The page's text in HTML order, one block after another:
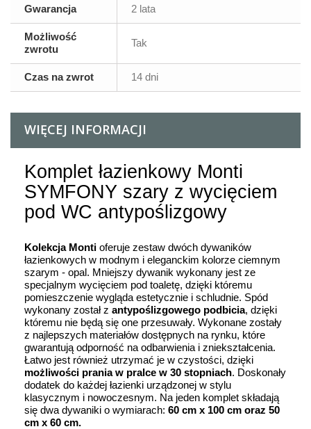
Gwarancja 2 lata
Możliwość
zwrotu
Tak
Czas na zwrot 14 dni
WIĘCEJ INFORMACJI
Komplet łazienkowy Monti
SYMFONY szary z wycięciem
pod WC antypoślizgowy
Kolekcja Monti oferuje zestaw dwóch dywaników
łazienkowych w modnym i eleganckim kolorze ciemnym
szarym - opal. Mniejszy dywanik wykonany jest ze
specjalnym wycięciem pod toaletę, dzięki któremu
pomieszczenie wygląda estetycznie i schludnie. Spód
wykonany został z antypoślizgowego podbicia, dzięki
któremu nie będą się one przesuwały. Wykonane zostały
z najlepszych materiałów dostępnych na rynku, które
gwarantują odporność na odbarwienia i zniekształcenia.
Łatwo jest również utrzymać je w czystości, dzięki
możliwości prania w pralce w 30 stopniach. Doskonały
dodatek do każdej łazienki urządzonej w stylu
klasycznym i nowoczesnym. Na jeden komplet składają
się dwa dywaniki o wymiarach: 60 cm x 100 cm oraz 50
cm x 60 cm.